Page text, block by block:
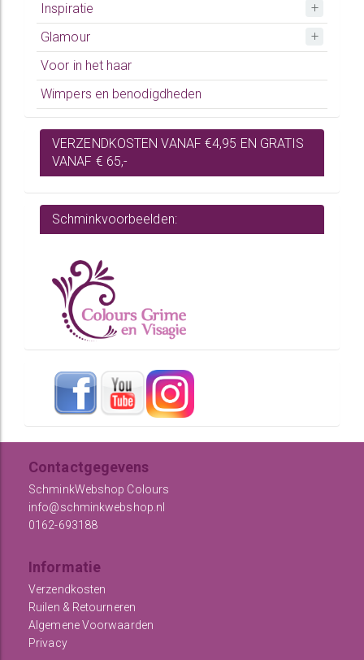
Inspiratie
Glamour
Voor in het haar
Wimpers en benodigdheden
VERZENDKOSTEN VANAF €4,95 EN GRATIS
VANAF € 65,-
Schminkvoorbeelden:
Contactgegevens
SchminkWebshop Colours
info@schminkwebshop.nl
0162-693188
Informatie
Verzendkosten
Ruilen & Retourneren
Algemene Voorwaarden
Privacy